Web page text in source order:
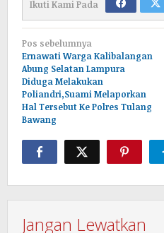
Ikuti Kami Pada
Navigasi
pos
Pos sebelumnya
Ernawati Warga Kalibalangan
Abung Selatan Lampura
Diduga Melakukan
Poliandri,Suami Melaporkan
Hal Tersebut Ke Polres Tulang
Bawang
Jangan Lewatkan